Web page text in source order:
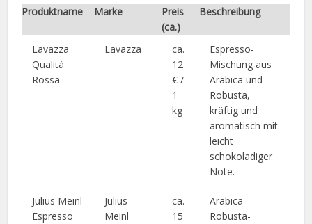
Produktname Marke
Preis
(ca.)
Beschreibung
Lavazza
Qualità
Rossa
Lavazza
ca.
12
€ /
1
kg
Espresso-
Mischung aus
Arabica und
Robusta,
kräftig und
aromatisch mit
leicht
schokoladiger
Note.
Julius Meinl
Espresso
Julius
Meinl
ca.
15
Arabica-
Robusta-